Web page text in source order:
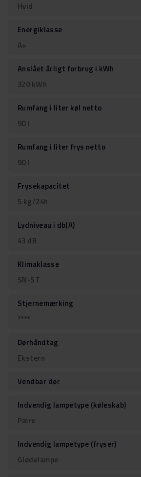
Hvid
Energiklasse
A+
Anslået årligt forbrug i kWh
320 kWh
Rumfang i liter køl netto
90 l
Rumfang i liter frys netto
90 l
Frysekapacitet
5 kg/24h
Lydniveau i db(A)
43 dB
Klimaklasse
SN-ST
Stjernemærking
****
Dørhåndtag
Ekstern
Vendbar dør
Indvendig lampetype (køleskab)
Pære
Indvendig lampetype (fryser)
Glødelampe